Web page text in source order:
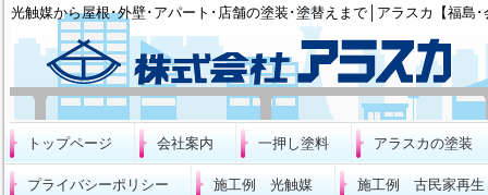
光触媒から屋根･外壁･アパート･店舗の塗装･塗替えまで│アラスカ【福島･
トップページ 会社案内 一押し塗料 アラスカの塗装
プライバシーポリシー 施工例 光触媒 施工例 古民家再生